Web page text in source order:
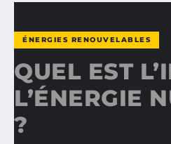
ÉNERGIES RENOUVELABLES
QUEL EST
L’ÉNERGIE
?